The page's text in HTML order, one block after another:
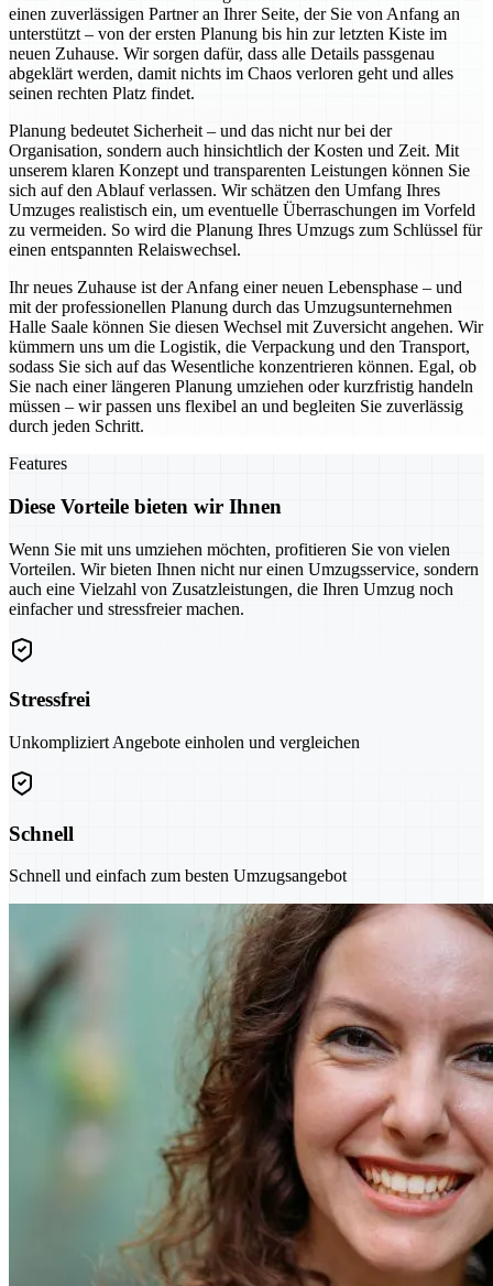
einen zuverlässigen Partner an Ihrer Seite, der Sie von Anfang an
unterstützt – von der ersten Planung bis hin zur letzten Kiste im
neuen Zuhause. Wir sorgen dafür, dass alle Details passgenau
abgeklärt werden, damit nichts im Chaos verloren geht und alles
seinen rechten Platz findet.
Planung bedeutet Sicherheit – und das nicht nur bei der
Organisation, sondern auch hinsichtlich der Kosten und Zeit. Mit
unserem klaren Konzept und transparenten Leistungen können Sie
sich auf den Ablauf verlassen. Wir schätzen den Umfang Ihres
Umzuges realistisch ein, um eventuelle Überraschungen im Vorfeld
zu vermeiden. So wird die Planung Ihres Umzugs zum Schlüssel für
einen entspannten Relaiswechsel.
Ihr neues Zuhause ist der Anfang einer neuen Lebensphase – und
mit der professionellen Planung durch das Umzugsunternehmen
Halle Saale können Sie diesen Wechsel mit Zuversicht angehen. Wir
kümmern uns um die Logistik, die Verpackung und den Transport,
sodass Sie sich auf das Wesentliche konzentrieren können. Egal, ob
Sie nach einer längeren Planung umziehen oder kurzfristig handeln
müssen – wir passen uns flexibel an und begleiten Sie zuverlässig
durch jeden Schritt.
Features
Diese Vorteile bieten wir Ihnen
Wenn Sie mit uns umziehen möchten, profitieren Sie von vielen
Vorteilen. Wir bieten Ihnen nicht nur einen Umzugsservice, sondern
auch eine Vielzahl von Zusatzleistungen, die Ihren Umzug noch
einfacher und stressfreier machen.
Stressfrei
Unkompliziert Angebote einholen und vergleichen
Schnell
Schnell und einfach zum besten Umzugsangebot